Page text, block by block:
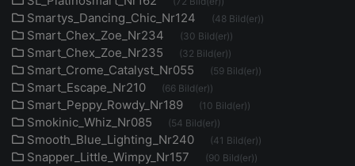
Smartys_Dancing_Chic_Nr124 (48 Bild(er))
Smart_Chex_Zoe_Nr234 (30 Bild(er))
Smart_Chex_Zoe_Nr235 (32 Bild(er))
Smart_Crome_Catalyst_Nr055 (59 Bild(er))
Smart_Escape_Nr210 (66 Bild(er))
Smart_Peppy_Rowdy_Nr189 (10 Bild(er))
Smokinic_Whiz_Nr085 (54 Bild(er))
Smooth_Blue_Lighting_Nr240 (41 Bild(er))
Snapper_Little_Wimpy_Nr157 (90 Bild(er))